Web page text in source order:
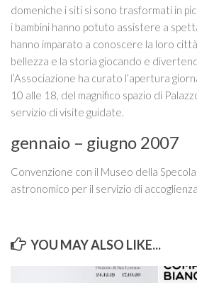
domeniche i siti si sono trasformati in
i bambini hanno potuto assistere a
hanno imparato a conoscere la loro
bellezza e la storia giocando e
l’Associazione ha curato l’apertura
10 alle 18, del magnifico spazio di
servizio di visite guidate.
gennaio – giugno 2007
Convenzione con il Museo della
astronomico per il servizio di
YOU MAY ALSO LIKE...